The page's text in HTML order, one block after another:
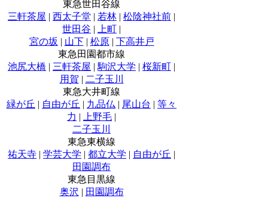
東急世田谷線
三軒茶屋 | 西太子堂 | 若林 | 松陰神社前 |
世田谷 | 上町 |
宮の坂 | 山下| 松原| 下高井戸
東急田園都市線
池尻大橋 | 三軒茶屋 | 駒沢大学 | 桜新町 |
用賀 | 二子玉川
東急大井町線
緑が丘 | 自由が丘 | 九品仏 | 尾山台 | 等々
力 | 上野毛 |
二子玉川
東急東横線
祐天寺 | 学芸大学 | 都立大学 | 自由が丘 |
田園調布
東急目黒線
奥沢 | 田園調布